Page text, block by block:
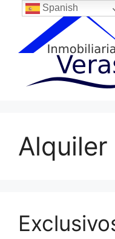
Saltar
contenido
Alquiler
Spanish